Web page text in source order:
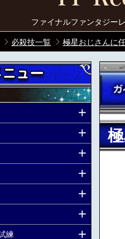
ファイナルファンタジー
必殺技一覧 極星おじさんに
練